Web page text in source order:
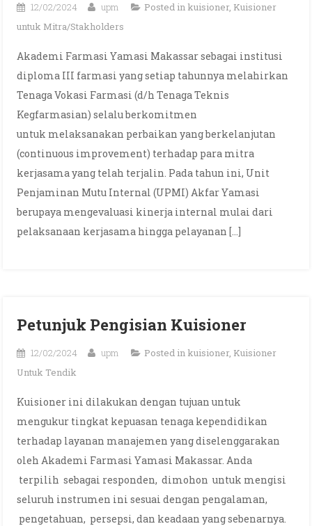
12/02/2024 upm Posted in kuisioner, Kuisioner
untuk Mitra/Stakholders
Akademi Farmasi Yamasi Makassar sebagai institusi
diploma III farmasi yang setiap tahunnya melahirkan
Tenaga Vokasi Farmasi (d/h Tenaga Teknis
Kegfarmasian) selalu berkomitmen
untuk melaksanakan perbaikan yang berkelanjutan
(continuous improvement) terhadap para mitra
kerjasama yang telah terjalin. Pada tahun ini, Unit
Penjaminan Mutu Internal (UPMI) Akfar Yamasi
berupaya mengevaluasi kinerja internal mulai dari
pelaksanaan kerjasama hingga pelayanan […]
Petunjuk Pengisian Kuisioner
12/02/2024 upm Posted in kuisioner, Kuisioner
Untuk Tendik
Kuisioner ini dilakukan dengan tujuan untuk
mengukur tingkat kepuasan tenaga kependidikan
terhadap layanan manajemen yang diselenggarakan
oleh Akademi Farmasi Yamasi Makassar. Anda
terpilih sebagai responden, dimohon untuk mengisi
seluruh instrumen ini sesuai dengan pengalaman,
pengetahuan, persepsi, dan keadaan yang sebenarnya.